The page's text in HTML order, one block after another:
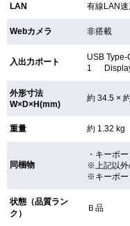
LAN 有線LAN
Webカメラ 非搭載
入出力ポート
USB
1
外形寸法
W×D×H(mm)
約 34.5 ×
重量 約 1.32 kg
同梱物
・キーボ
※上記以外
※キーボー
状態（品質ラン
ク）
Ｂ品